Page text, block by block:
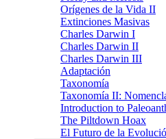
Orígenes de la Vida II
Extinciones Masivas
Charles Darwin I
Charles Darwin II
Charles Darwin III
Adaptación
Taxonomía
Taxonomía II:
Introduction to
The Piltdown Hoax
El Futuro de la